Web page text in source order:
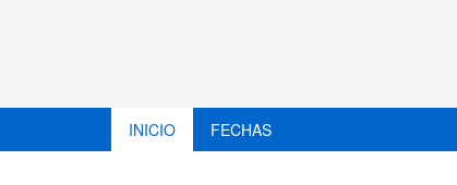
INICIO FECHAS